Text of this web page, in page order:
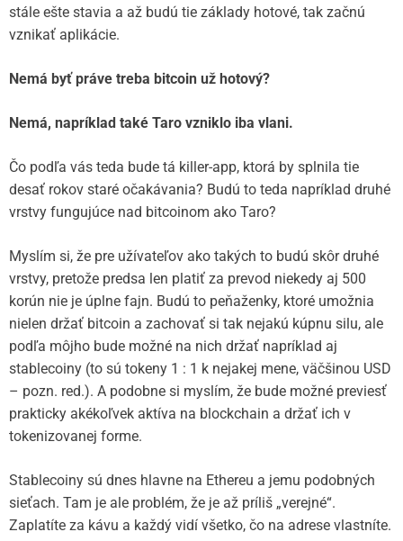
stále ešte stavia a až budú tie základy hotové, tak začnú
vznikať aplikácie.
Nemá byť práve treba bitcoin už hotový?
Nemá, napríklad také Taro vzniklo iba vlani.
Čo podľa vás teda bude tá killer-app, ktorá by splnila tie
desať rokov staré očakávania? Budú to teda napríklad druhé
vrstvy fungujúce nad bitcoinom ako Taro?
Myslím si, že pre užívateľov ako takých to budú skôr druhé
vrstvy, pretože predsa len platiť za prevod niekedy aj 500
korún nie je úplne fajn. Budú to peňaženky, ktoré umožnia
nielen držať bitcoin a zachovať si tak nejakú kúpnu silu, ale
podľa môjho bude možné na nich držať napríklad aj
stablecoiny (to sú tokeny 1 : 1 k nejakej mene, väčšinou USD
– pozn. red.). A podobne si myslím, že bude možné previesť
prakticky akékoľvek aktíva na blockchain a držať ich v
tokenizovanej forme.
Stablecoiny sú dnes hlavne na Ethereu a jemu podobných
sieťach. Tam je ale problém, že je až príliš „verejné“.
Zaplatíte za kávu a každý vidí všetko, čo na adrese vlastníte.